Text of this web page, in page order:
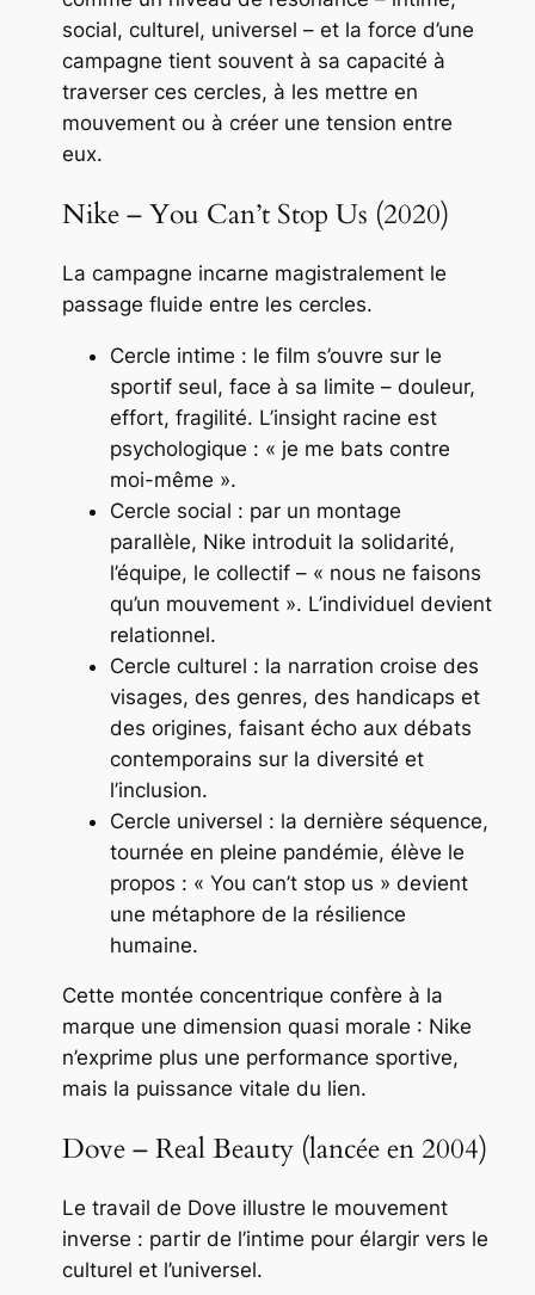
social, culturel, universel – et la force d’une
campagne tient souvent à sa capacité à
traverser ces cercles, à les mettre en
mouvement ou à créer une tension entre
eux.
Nike – You Can’t Stop Us (2020)
La campagne incarne magistralement le
passage fluide entre les cercles.
Cercle intime : le film s’ouvre sur le
sportif seul, face à sa limite – douleur,
effort, fragilité. L’insight racine est
psychologique : « je me bats contre
moi-même ».
Cercle social : par un montage
parallèle, Nike introduit la solidarité,
l’équipe, le collectif – « nous ne faisons
qu’un mouvement ». L’individuel devient
relationnel.
Cercle culturel : la narration croise des
visages, des genres, des handicaps et
des origines, faisant écho aux débats
contemporains sur la diversité et
l’inclusion.
Cercle universel : la dernière séquence,
tournée en pleine pandémie, élève le
propos : « You can’t stop us » devient
une métaphore de la résilience
humaine.
Cette montée concentrique confère à la
marque une dimension quasi morale : Nike
n’exprime plus une performance sportive,
mais la puissance vitale du lien.
Dove – Real Beauty (lancée en 2004)
Le travail de Dove illustre le mouvement
inverse : partir de l’intime pour élargir vers le
culturel et l’universel.